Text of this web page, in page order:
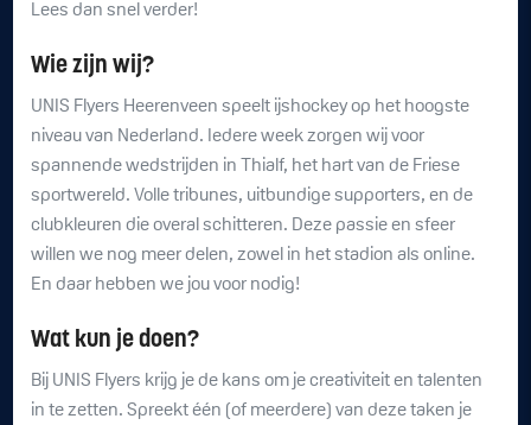
Lees dan snel verder!
Wie zijn wij?
UNIS Flyers Heerenveen speelt ijshockey op het hoogste
niveau van Nederland. Iedere week zorgen wij voor
spannende wedstrijden in Thialf, het hart van de Friese
sportwereld. Volle tribunes, uitbundige supporters, en de
clubkleuren die overal schitteren. Deze passie en sfeer
willen we nog meer delen, zowel in het stadion als online.
En daar hebben we jou voor nodig!
Wat kun je doen?
Bij UNIS Flyers krijg je de kans om je creativiteit en talenten
in te zetten. Spreekt één (of meerdere) van deze taken je